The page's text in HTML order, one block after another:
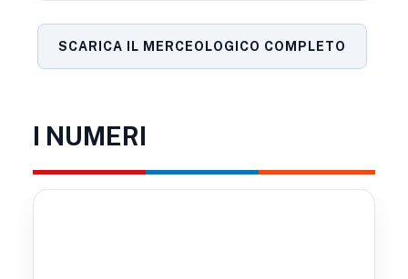
SCARICA IL MERCEOLOGICO COMPLETO
I NUMERI